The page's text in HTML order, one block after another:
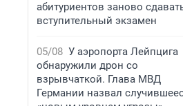
абитуриентов заново
вступительный экзамен
05/08 У аэропорта Лейпцига
обнаружили дрон со
взрывчаткой. Глава МВД
Германии назвал